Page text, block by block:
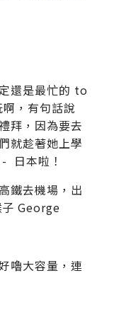
還是最忙的 to
，有句話說
拜，因為要去
就趁著她上學
日本啦！
鐵去機場，出
George
嚕大容量，連